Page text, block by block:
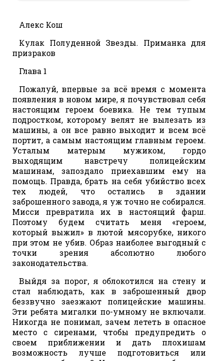
Алекс Кош
Кулак Полуденной Звезды. Приманка для
призраков
Глава 1
Пожалуй, впервые за всё время с момента
появления в новом мире, я почувствовал себя
настоящим героем боевика. Не тем тупым
подростком, которому велят не вылезать из
машины, а он все равно выходит и всем всё
портит, а самым настоящим главным героем.
Усталым матерым мужиком, гордо
выходящим навстречу полицейским
машинам, запоздало приехавшим ему на
помощь. Правда, брать на себя убийство всех
тех людей, что остались в здании
заброшенного завода, я уж точно не собирался.
Мисси превратила их в настоящий фарш.
Поэтому будем считать меня «героем,
который выжил» в лютой мясорубке, никого
при этом не убив. Образ наиболее выгодный с
точки зрения абсолютно любого
законодательства.
Выйдя за порог, я облокотился на стену и
стал наблюдать, как в заброшенный двор
беззвучно заезжают полицейские машины.
Эти ребята мигалки по-умному не включали.
Никогда не понимал, зачем лететь в опасное
место с сиренами, чтобы предупредить о
своем приближении и дать плохишам
возможность лучше подготовиться или